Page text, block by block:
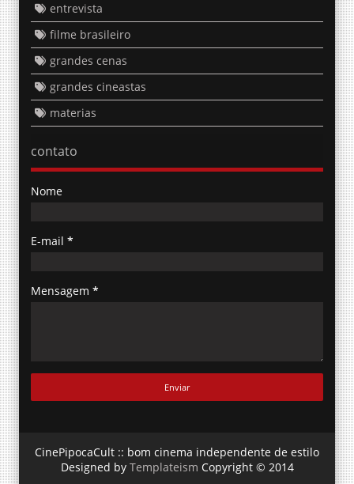
entrevista
filme brasileiro
grandes cenas
grandes cineastas
materias
contato
Nome
E-mail *
Mensagem *
CinePipocaCult :: bom cinema independente de estilo
Designed by Templateism Copyright © 2014